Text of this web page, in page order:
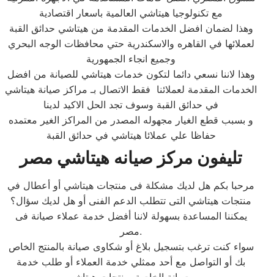
مع تكنولوجيا هيتاشي العالمية باسعار اقتصادية
وهذا لضمان افضل الخدمات المقدمة من هيتاشي حدائق القبة
لعملائها في القاهره والاسكندرية حتي محافظات الوجه البحري
وجميع انجاء الجمهورية
وهذا لاننا نسعي دائما لتكون خدمات هيتاشي للصيانة من افضل
الخدمات المقدمة لعملائنا فقط الاتصال بـ مراكز صيانة هيتاشي
في حدائق القبة وسوف تجد الحل الاكيد لدينا
و بسبب قطع الغيار مجهوله المصدر من المراكز الغير معتمده
حفاظا علي عملائا هيتاشي في حدائق القبة
تليفون مركز صيانه هيتاشي مصر
مرحبا بكم هل لديك مشكلة فى منتجات هيتاشي أو أعطال في
منتجات هيتاشي التى تتطلب الدعم الفنى أو هل لديك سؤال؟
يمكننا المساعدة بسهولة لاننا أفضل خدمة عملاء صيانة فى
مصر.
سواء كنت ترغب بتسجيل بلاغ أو شكاوى صيانة بالمنتج الخاص
بك أو التواصل مع أحد ممثلي خدمة العملاء أو طلب خدمة